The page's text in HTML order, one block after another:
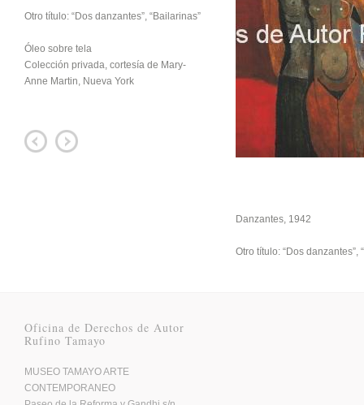
Otro título: “Dos danzantes”, “Bailarinas”
Óleo sobre tela
Colección privada, cortesía de Mary-
Anne Martin, Nueva York
Danzantes, 1942
Otro título: “Dos danzantes”,
Oficina de Derechos de Autor
Rufino Tamayo
MUSEO TAMAYO ARTE
CONTEMPORANEO